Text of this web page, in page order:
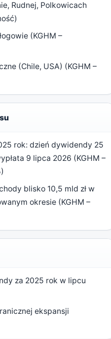
Rudnej, Polkowicach
(KGHM –
(Chile, USA) (KGHM –
rok: dzień dywidendy 25
9 lipca 2026 (KGHM –
blisko 10,5 mld zł w
okresie (KGHM –
za 2025 rok w lipcu
ekspansji